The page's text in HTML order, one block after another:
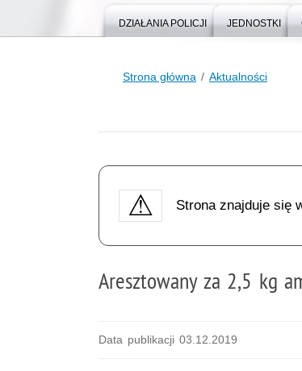
DZIAŁANIA POLICJI JEDNOSTKI
Strona główna Aktualności
Strona znajduje się
Aresztowany za 2,5 kg
Data publikacji 03.12.2019